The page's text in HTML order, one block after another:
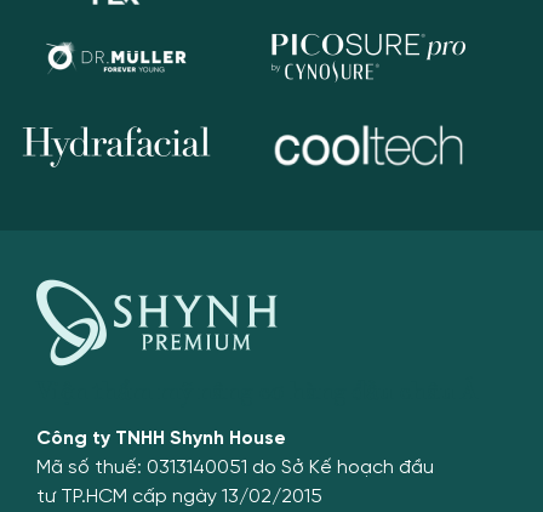
Công ty TNHH Shynh House
Mã số thuế: 0313140051 do Sở Kế hoạch đầu
tư TP.HCM cấp ngày 13/02/2015